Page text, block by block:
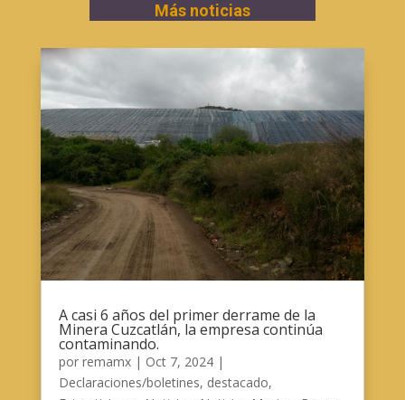
Más noticias
A casi 6 años del primer derrame de la
Minera Cuzcatlán, la empresa continúa
contaminando.
por remamx| Oct 7, 2024|
Declaraciones/boletines, destacado,